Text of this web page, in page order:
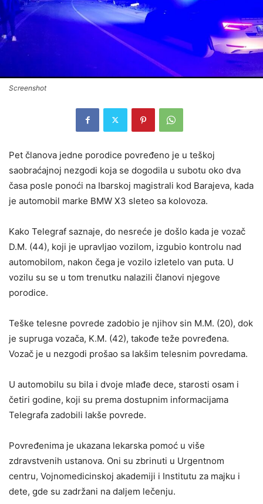
Screenshot
Pet članova jedne porodice povređeno je u teškoj
saobraćajnoj nezgodi koja se dogodila u subotu oko dva
časa posle ponoći na Ibarskoj magistrali kod Barajeva, kada
je automobil marke BMW X3 sleteo sa kolovoza.
Kako Telegraf saznaje, do nesreće je došlo kada je vozač
D.M. (44), koji je upravljao vozilom, izgubio kontrolu nad
automobilom, nakon čega je vozilo izletelo van puta. U
vozilu su se u tom trenutku nalazili članovi njegove
porodice.
Teške telesne povrede zadobio je njihov sin M.M. (20), dok
je supruga vozača, K.M. (42), takođe teže povređena.
Vozač je u nezgodi prošao sa lakšim telesnim povredama.
U automobilu su bila i dvoje mlađe dece, starosti osam i
četiri godine, koji su prema dostupnim informacijama
Telegrafa zadobili lakše povrede.
Povređenima je ukazana lekarska pomoć u više
zdravstvenih ustanova. Oni su zbrinuti u Urgentnom
centru, Vojnomedicinskoj akademiji i Institutu za majku i
dete, gde su zadržani na daljem lečenju.